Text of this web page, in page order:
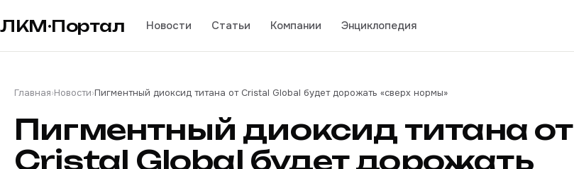
ЛКМ·Портал Новости Статьи Компании Энциклопедия
Главная›Новости›Пигментный диоксид титана от Cristal Global будет дорожать «сверх нормы»
Пигментный диоксид титана от
Cristal Global будет дорожать